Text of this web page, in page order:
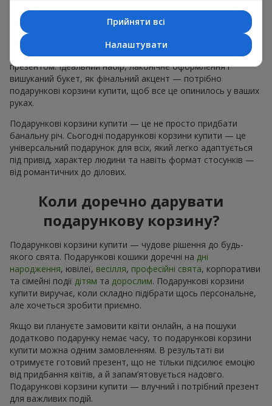
можете набір подарункові корзини купити. Подарункова
корзина з вишуканими смаколиками до свята, фруктами,
смачним чаєм чи, навіть, алкогольними напоями стає
ідеальним доповненням до квітів або самостійним
презентом. Ідеальний набір, лаконічне оформлення і
вишуканий букет, як фінальний акцент — потрібно
подарункові корзини купити, щоб все це опинилось у ваших
руках.
Подарункові корзини купити — це не просто придбати
банальну річ. Сьогодні подарункові корзини купити — це
універсальний подарунок для всіх, який легко адаптується
під привід, характер людини та навіть формат стосунків —
від романтичних до ділових.
Коли доречно дарувати
подарункову корзину?
Подарункові корзини купити — чудове рішення до будь-
якого свята. Подарункові кошики доречні на дні
народження, ювілеї, весілля, професійні свята, корпоративи
та сімейні події дітям та дорослим. Подарункові корзини
купити виручає, коли складно підібрати щось персональне,
але хочеться зробити приємно.
Якщо ви плануєте замовити квіти онлайн, а на пошуки
додатково подарунку немає часу, то подарункові корзини
купити можна одним замовленням. В результаті ви
отримуєте готовий презент, що не тільки підсилює емоцію
від придбання квітів, а й запам’ятовується надовго.
Подарункові корзини купити — влучний і потрібний презент
для важливих подій.
Прийняти всі
Налаштувати